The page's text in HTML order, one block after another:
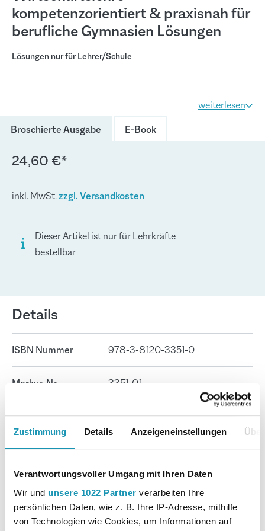
Zustimmung Details Anzeigeneinstellungen
Verantwortungsvoller Umgang mit Ihren Daten
Wir und unsere 1022 Partner verarbeiten Ihre
persönlichen Daten, wie z. B. Ihre IP-Adresse, mithilfe
von Technologien wie Cookies, um Informationen auf
kompetenzorientiert & praxisnah für
berufliche Gymnasien Lösungen
Lösungen nur für Lehrer/Schule
weiterlesen
Broschierte Ausgabe
E-Book(Diese Option ist zurzeit
24,60 €*
inkl. MwSt.zzgl. Versandkosten
Dieser Artikel ist nur für Lehrkräfte
bestellbar
Details
ISBN Nummer 978-3-8120-3351-0
Merkur-Nr. 3351-01
Seitenanzahl 143
Format 17 cm x 24 cm
Boller, Eberhard; Schmid, Matthias